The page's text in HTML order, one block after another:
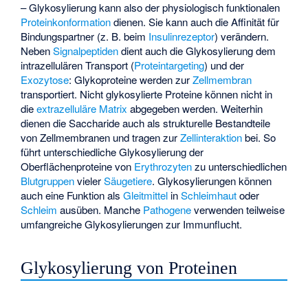
– Glykosylierung kann also der physiologisch funktionalen
Proteinkonformationdienen. Sie kann auch die Affinität für
Bindungspartner (z. B. beim Insulinrezeptor) verändern.
NebenSignalpeptidendient auch die Glykosylierung dem
intrazellulären Transport (Proteintargeting) und der
Exozytose: Glykoproteine werden zurZellmembran
transportiert. Nicht glykosylierte Proteine können nicht in
dieextrazelluläre Matrix abgegeben werden. Weiterhin
dienen die Saccharide auch als strukturelle Bestandteile
von Zellmembranen und tragen zurZellinteraktionbei. So
führt unterschiedliche Glykosylierung der
Oberflächenproteine von Erythrozytenzu unterschiedlichen
BlutgruppenvielerSäugetiere. Glykosylierungen können
auch eine Funktion alsGleitmittel inSchleimhautoder
Schleim ausüben. Manche Pathogeneverwenden teilweise
umfangreiche Glykosylierungen zur Immunflucht.
Glykosylierung von Proteinen